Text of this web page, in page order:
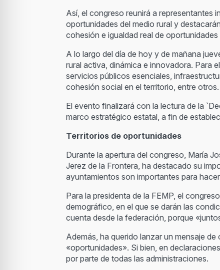
Así, el congreso reunirá a representantes
oportunidades del medio rural y
cohesión e igualdad real de
A lo largo del día de hoy y de mañana
rural activa, dinámica e innovadora. Para
servicios públicos esenciales,
cohesión social en el territorio, entre otros.
El evento finalizará con la lectura de la
marco estratégico estatal, a fin de
Territorios de oportunidades
Durante la apertura del congreso, María
Jerez de la Frontera, ha destacado su
ayuntamientos son importantes para
Para la presidenta de la FEMP, el
demográfico, en el que se darán las
cuenta desde la federación, porque
Además, ha querido lanzar un mensaje
«oportunidades». Si bien, en
por parte de todas las administraciones.